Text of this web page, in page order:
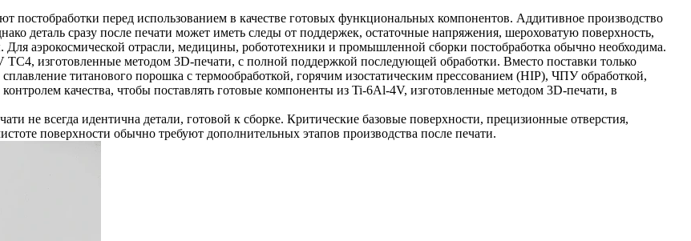
постобработки перед использованием в качестве готовых функциональных компонентов. Аддитивное производство
деталь сразу после печати может иметь следы от поддержек, остаточные напряжения, шероховатую поверхность,
Для аэрокосмической отрасли, медицины, робототехники и промышленной сборки постобработка обычно необходима.
TC4, изготовленные методом 3D-печати, с полной поддержкой последующей обработки. Вместо поставки только
титанового порошка с термообработкой, горячим изостатическим прессованием (HIP), ЧПУ обработкой,
качества, чтобы поставлять готовые компоненты из Ti-6Al-4V, изготовленные методом 3D-печати, в
не всегда идентична детали, готовой к сборке. Критические базовые поверхности, прецизионные отверстия,
поверхности обычно требуют дополнительных этапов производства после печати.